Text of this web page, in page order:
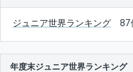
ジュニア世界ランキング 87
年度末ジュニア世界ランキング